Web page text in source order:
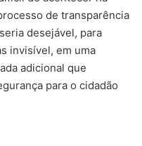
de transparência
desejável, para
invisível, em uma
adicional que
para o cidadão